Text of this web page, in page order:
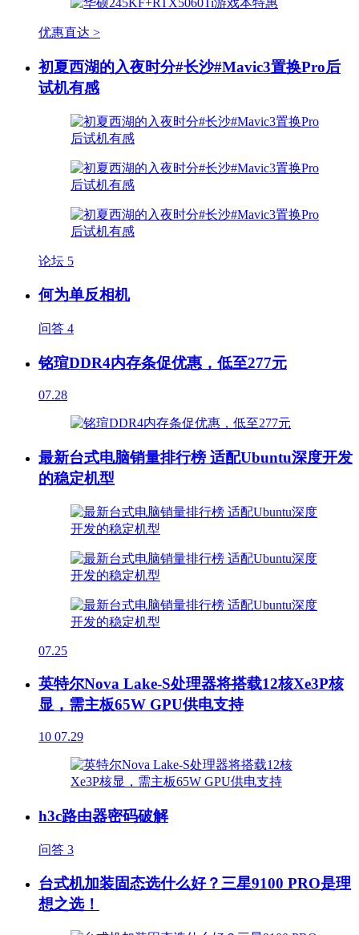
优惠直达 >
初夏西湖的入夜时分#长沙#Mavic3置换Pro后
试机有感
论坛 5
何为单反相机
问答 4
铭瑄DDR4内存条促优惠，低至277元
07.28
最新台式电脑销量排行榜 适配Ubuntu深度开发
的稳定机型
07.25
英特尔Nova Lake-S处理器将搭载12核Xe3P核
显，需主板65W GPU供电支持
10 07.29
h3c路由器密码破解
问答 3
台式机加装固态选什么好？三星9100 PRO是理
想之选！